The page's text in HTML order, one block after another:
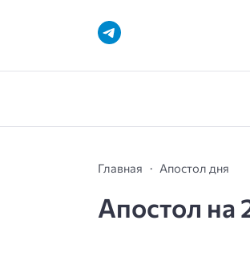
Главная Апостол дня
Апостол на